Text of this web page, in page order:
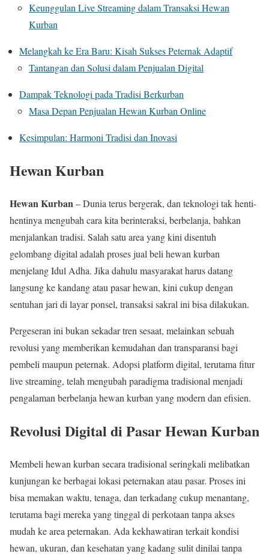
Keunggulan Live Streaming dalam Transaksi Hewan
Kurban
Melangkah ke Era Baru: Kisah Sukses Peternak Adaptif
Tantangan dan Solusi dalam Penjualan Digital
Dampak Teknologi pada Tradisi Berkurban
Masa Depan Penjualan Hewan Kurban Online
Kesimpulan: Harmoni Tradisi dan Inovasi
Hewan Kurban
Hewan Kurban– Dunia terus bergerak, dan teknologi tak henti-
hentinya mengubah cara kita berinteraksi, berbelanja, bahkan
menjalankan tradisi. Salah satu area yang kini disentuh
gelombang digital adalah proses jual beli hewan kurban
menjelang Idul Adha. Jika dahulu masyarakat harus datang
langsung ke kandang atau pasar hewan, kini cukup dengan
sentuhan jari di layar ponsel, transaksi sakral ini bisa dilakukan.
Pergeseran ini bukan sekadar tren sesaat, melainkan sebuah
revolusi yang memberikan kemudahan dan transparansi bagi
pembeli maupun peternak. Adopsi platform digital, terutama fitur
live streaming, telah mengubah paradigma tradisional menjadi
pengalaman berbelanja hewan kurban yang modern dan efisien.
Revolusi Digital di Pasar Hewan Kurban
Membeli hewan kurban secara tradisional seringkali melibatkan
kunjungan ke berbagai lokasi peternakan atau pasar. Proses ini
bisa memakan waktu, tenaga, dan terkadang cukup menantang,
terutama bagi mereka yang tinggal di perkotaan tanpa akses
mudah ke area peternakan. Ada kekhawatiran terkait kondisi
hewan, ukuran, dan kesehatan yang kadang sulit dinilai tanpa